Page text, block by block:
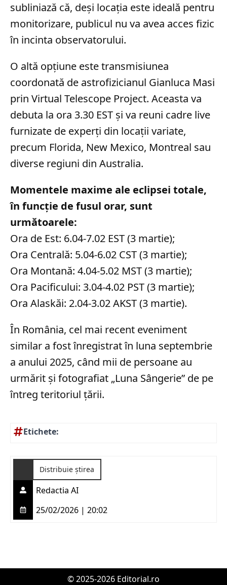
subliniază că, deși locația este ideală pentru
monitorizare, publicul nu va avea acces fizic
în incinta observatorului.
O altă opțiune este transmisiunea
coordonată de astrofizicianul Gianluca Masi
prin Virtual Telescope Project. Aceasta va
debuta la ora 3.30 EST și va reuni cadre live
furnizate de experți din locații variate,
precum Florida, New Mexico, Montreal sau
diverse regiuni din Australia.
Momentele maxime ale eclipsei totale,
în funcție de fusul orar, sunt
următoarele:
Ora de Est: 6.04-7.02 EST (3 martie);
Ora Centrală: 5.04-6.02 CST (3 martie);
Ora Montană: 4.04-5.02 MST (3 martie);
Ora Pacificului: 3.04-4.02 PST (3 martie);
Ora Alaskăi: 2.04-3.02 AKST (3 martie).
În România, cel mai recent eveniment
similar a fost înregistrat în luna septembrie
a anului 2025, când mii de persoane au
urmărit și fotografiat „Luna Sângerie” de pe
întreg teritoriul țării.
Etichete:
Distribuie știrea
Redactia AI
25/02/2026 | 20:02
© 2025-2026 Editorial.ro